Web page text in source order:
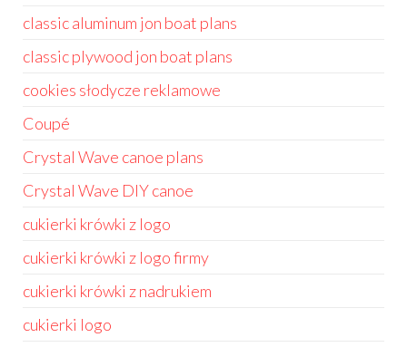
classic aluminum jon boat plans
classic plywood jon boat plans
cookies słodycze reklamowe
Coupé
Crystal Wave canoe plans
Crystal Wave DIY canoe
cukierki krówki z logo
cukierki krówki z logo firmy
cukierki krówki z nadrukiem
cukierki logo